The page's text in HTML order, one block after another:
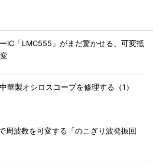
IC「LMC555」がまだ驚かせる、可変抵
華製オシロスコープを修理する（1）
周波数を可変する「のこぎり波発振回